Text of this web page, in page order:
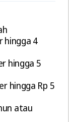
hingga 4
hingga 5
hingga Rp 5
atau